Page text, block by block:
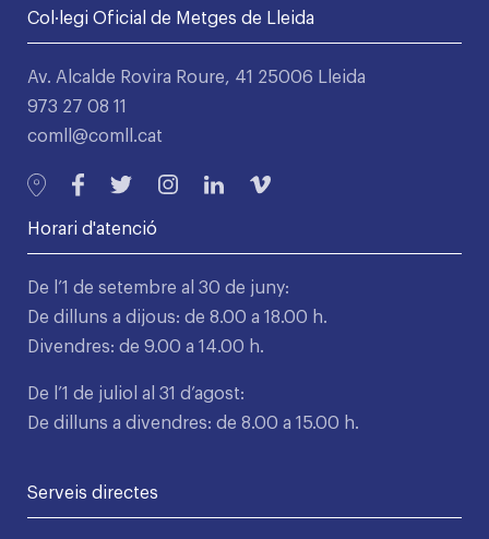
Col·legi Oficial de Metges de Lleida
Av. Alcalde Rovira Roure, 41 25006 Lleida
973 27 08 11
comll@comll.cat
Horari d'atenció
De l’1 de setembre al 30 de juny:
De dilluns a dijous: de 8.00 a 18.00 h.
Divendres: de 9.00 a 14.00 h.
De l’1 de juliol al 31 d’agost:
De dilluns a divendres: de 8.00 a 15.00 h.
Serveis directes